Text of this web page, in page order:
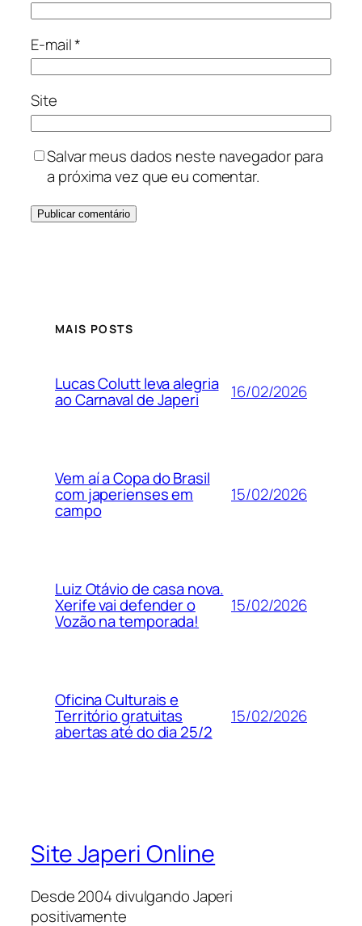
E-mail*
Site
Salvar meus dados neste navegador para
a próxima vez que eu comentar.
MAIS POSTS
Lucas Colutt leva alegria
ao Carnaval de Japeri 16/02/2026
Vem aí a Copa do Brasil
com japerienses em
campo
15/02/2026
Luiz Otávio de casa nova.
Xerife vai defender o
Vozão na temporada!
15/02/2026
Oficina Culturais e
Território gratuitas
abertas até do dia 25/2
15/02/2026
Site Japeri Online
Desde 2004 divulgando Japeri
positivamente